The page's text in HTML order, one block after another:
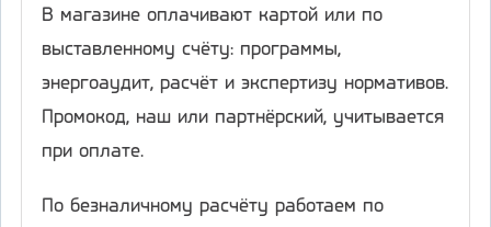
В магазине оплачивают картой или по
выставленному счёту: программы,
энергоаудит, расчёт и экспертизу нормативов.
Промокод, наш или партнёрский, учитывается
при оплате.
По безналичному расчёту работаем по